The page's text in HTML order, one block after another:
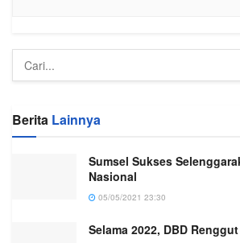
Berita Lainnya
Sumsel Sukses
Nasional
05/05/2021 23:30
Selama 2022, DBD